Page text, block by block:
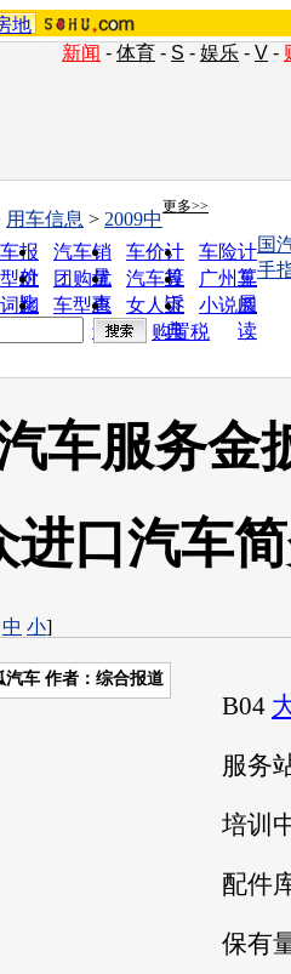
地
新闻 - 体育 - S - 娱乐 - V -
更多>>
报
价
汽车销
量
车价计
算
车险计
算
对
比
团购优
惠
汽车投
诉
广州车
展
翻
车型查
询
女人宝
典
小说阅
读
用车信息 > 2009中
国
手
购置税
车服务金
进口汽车
中 小]
汽车 作者：综合报道
B04
服务站
培训中
配件库
保有量